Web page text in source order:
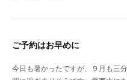
ご予約はお早めに
今日も暑かったですが、９月も三